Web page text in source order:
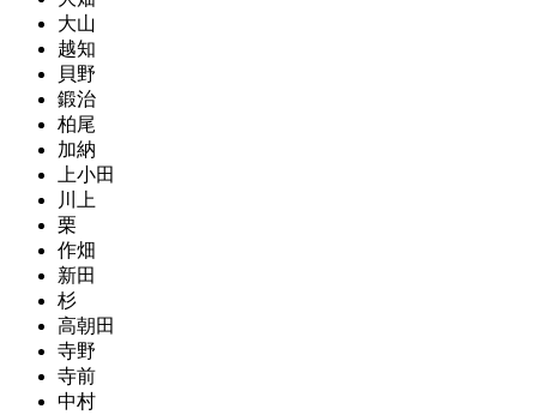
大山
越知
貝野
鍛治
柏尾
加納
上小田
川上
栗
作畑
新田
杉
高朝田
寺野
寺前
中村